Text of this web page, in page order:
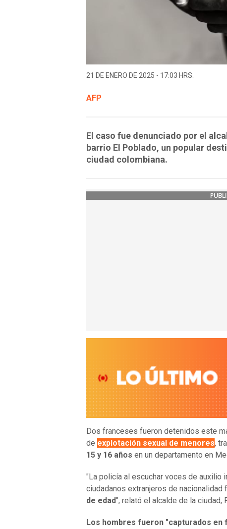
21 DE ENERO DE 2025 - 17:03 HRS.
AFP
El caso fue denunciado por el
barrio El Poblado, un popular
ciudad colombiana.
Dos franceses fueron detenidos este
de explotación sexual de menores,
15 y 16 años en un departamento en
"La policía al escuchar voces de auxilio
ciudadanos extranjeros de nacionalidad
de edad", relató el alcalde de la ciudad,
Los hombres fueron "capturados en